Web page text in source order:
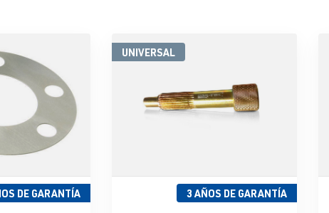
DE GARANTÍA
UNIVERSAL
3 AÑOS DE GARANTÍA